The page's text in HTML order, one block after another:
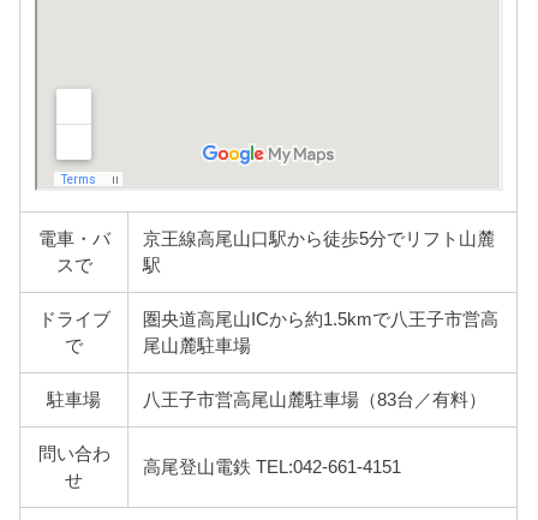
電車・バ
スで
京王線高尾山口駅から徒歩5分でリフト山麓
駅
ドライブ
で
圏央道高尾山ICから約1.5kmで八王子市営高
尾山麓駐車場
駐車場 八王子市営高尾山麓駐車場（83台／有料）
問い合わ
せ
高尾登山電鉄 TEL:042-661-4151